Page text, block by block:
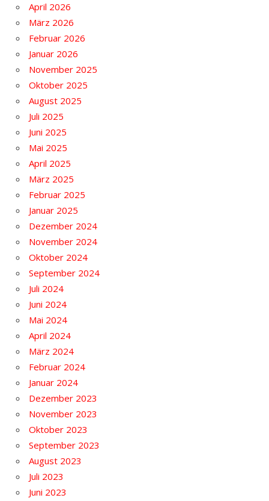
April 2026
März 2026
Februar 2026
Januar 2026
November 2025
Oktober 2025
August 2025
Juli 2025
Juni 2025
Mai 2025
April 2025
März 2025
Februar 2025
Januar 2025
Dezember 2024
November 2024
Oktober 2024
September 2024
Juli 2024
Juni 2024
Mai 2024
April 2024
März 2024
Februar 2024
Januar 2024
Dezember 2023
November 2023
Oktober 2023
September 2023
August 2023
Juli 2023
Juni 2023